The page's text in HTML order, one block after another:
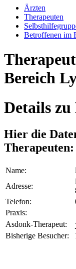
Ärzten
Therapeuten
Betroffenen im
Bereich
Details zu
Hier die
Therapeuten:
Name:
Adresse:
Telefon:
Praxis:
Asdonk-Therapeut:
Bisherige Besucher: